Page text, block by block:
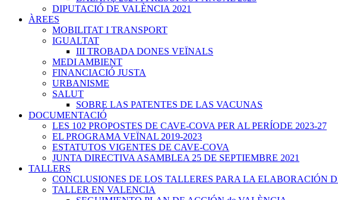
DIPUTACIÓ DE VALÈNCIA 2021
ÀREES
MOBILITAT I TRANSPORT
IGUALTAT
III TROBADA DONES VEÏNALS
MEDI AMBIENT
FINANCIACIÓ JUSTA
URBANISME
SALUT
SOBRE LAS PATENTES DE LAS VACUNAS
DOCUMENTACIÓ
LES 102 PROPOSTES DE CAVE-COVA PER AL PERÍODE 2023-27
EL PROGRAMA VEÏNAL 2019-2023
ESTATUTOS VIGENTES DE CAVE-COVA
JUNTA DIRECTIVA ASAMBLEA 25 DE SEPTIEMBRE 2021
TALLERS
CONCLUSIONES DE LOS TALLERES PARA LA ELABORACIÓN
TALLER EN VALENCIA